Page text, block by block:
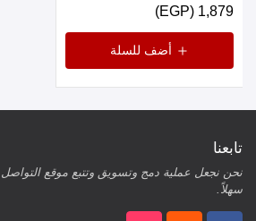
1,879 (EGP)
أضف للسلة
تابعنا
نحن نجعل عملية دمج وتسويق وتتبع موقع
سهلاً.